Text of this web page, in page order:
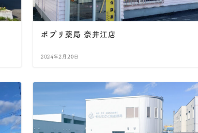
ポプリ薬局 奈井江店
2024年2月20日